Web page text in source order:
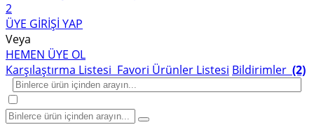
2
ÜYE GİRİŞİ YAP
Veya
HEMEN ÜYE OL
Karşılaştırma Listesi Favori Ürünler Listesi Bildirimler (2)